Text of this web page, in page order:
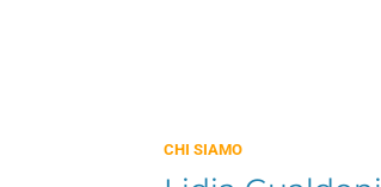
CHI SIAMO